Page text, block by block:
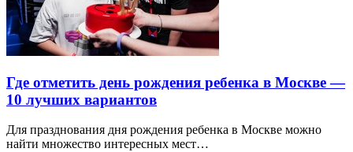
Где отметить день рождения ребенка в Москве —
10 лучших вариантов
Для празднования дня рождения ребенка в Москве можно
найти множество интересных мест…